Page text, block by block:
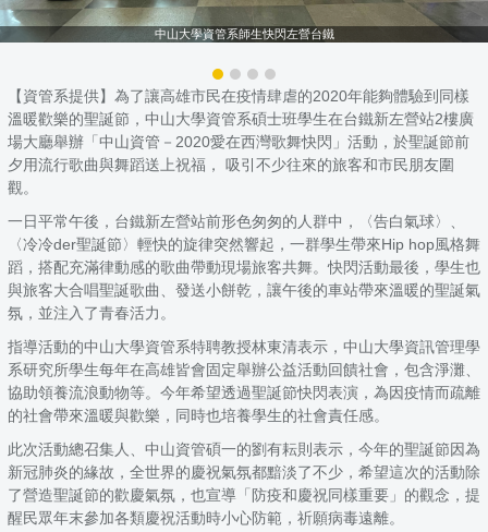
中山大學資管系師生快閃左營台鐵
【資管系提供】為了讓高雄市民在疫情肆虐的2020年能夠體驗到同樣
溫暖歡樂的聖誕節，中山大學資管系碩士班學生在台鐵新左營站2樓廣
場大廳舉辦「中山資管－2020愛在西灣歌舞快閃」活動，於聖誕節前
夕用流行歌曲與舞蹈送上祝福， 吸引不少往來的旅客和市民朋友圍
觀。
一日平常午後，台鐵新左營站前形色匆匆的人群中，〈告白氣球〉、
〈冷冷der聖誕節〉輕快的旋律突然響起，一群學生帶來Hip hop風格舞
蹈，搭配充滿律動感的歌曲帶動現場旅客共舞。快閃活動最後，學生也
與旅客大合唱聖誕歌曲、發送小餅乾，讓午後的車站帶來溫暖的聖誕氣
氛，並注入了青春活力。
指導活動的中山大學資管系特聘教授林東清表示，中山大學資訊管理學
系研究所學生每年在高雄皆會固定舉辦公益活動回饋社會，包含淨灘、
協助領養流浪動物等。今年希望透過聖誕節快閃表演，為因疫情而疏離
的社會帶來溫暖與歡樂，同時也培養學生的社會責任感。
此次活動總召集人、中山資管碩一的劉有耘則表示，今年的聖誕節因為
新冠肺炎的緣故，全世界的慶祝氣氛都黯淡了不少，希望這次的活動除
了營造聖誕節的歡慶氣氛，也宣導「防疫和慶祝同樣重要」的觀念，提
醒民眾年末參加各類慶祝活動時小心防範，祈願病毒遠離。